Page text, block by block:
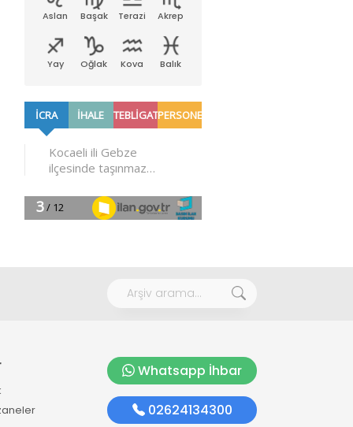
Aslan Başak Terazi Akrep
Yay Oğlak Kova Balık
Whatsapp İhbar
02624134300